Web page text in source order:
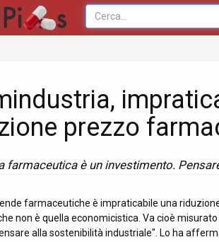
prezzo
farmaceutica è un investimento.
farmaceutiche è impraticabile una
non è quella economicistica. Va cioè
alla sostenibilità industriale". Lo ha